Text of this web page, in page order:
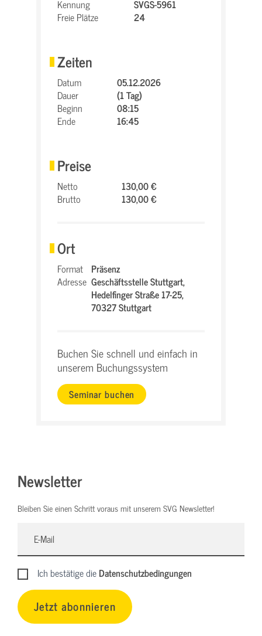
Kennung
SVGS-5961
Freie Plätze
24
Zeiten
Datum
05.12.2026
Dauer
(1 Tag)
Beginn
08:15
Ende
16:45
Preise
Netto
130,00 €
Brutto
130,00 €
Ort
Format Präsenz
Adresse Geschäftsstelle Stuttgart,
Hedelfinger Straße 17-25,
70327 Stuttgart
Buchen Sie schnell und einfach in
unserem Buchungssystem
Seminar buchen
Newsletter
Bleiben Sie einen Schritt voraus mit unserem SVG Newsletter!
Ich bestätige dieDatenschutzbedingungen
Jetzt abonnieren